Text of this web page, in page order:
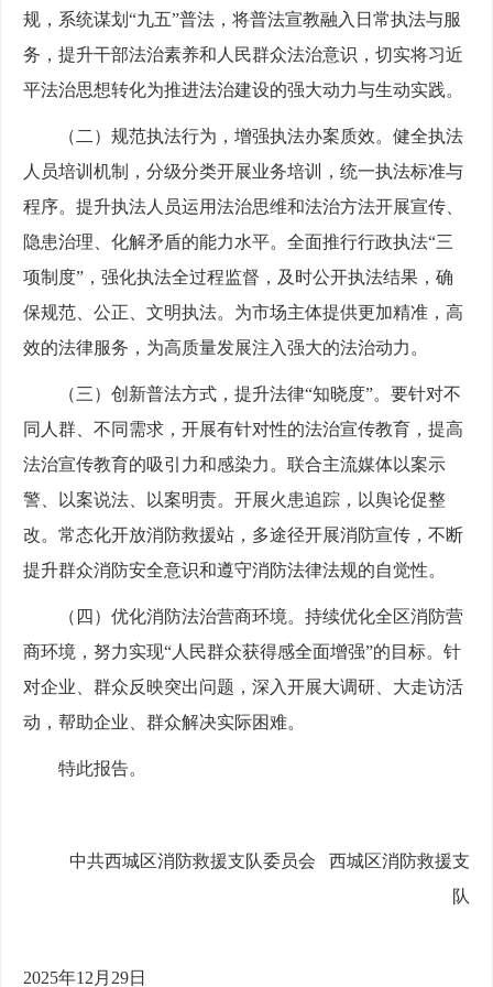
规，系统谋划“九五”普法，将普法宣教融入日常执法与服
务，提升干部法治素养和人民群众法治意识，切实将习近
平法治思想转化为推进法治建设的强大动力与生动实践。
（二）规范执法行为，增强执法办案质效。健全执法
人员培训机制，分级分类开展业务培训，统一执法标准与
程序。提升执法人员运用法治思维和法治方法开展宣传、
隐患治理、化解矛盾的能力水平。全面推行行政执法“三
项制度”，强化执法全过程监督，及时公开执法结果，确
保规范、公正、文明执法。为市场主体提供更加精准，高
效的法律服务，为高质量发展注入强大的法治动力。
（三）创新普法方式，提升法律“知晓度”。要针对不
同人群、不同需求，开展有针对性的法治宣传教育，提高
法治宣传教育的吸引力和感染力。联合主流媒体以案示
警、以案说法、以案明责。开展火患追踪，以舆论促整
改。常态化开放消防救援站，多途径开展消防宣传，不断
提升群众消防安全意识和遵守消防法律法规的自觉性。
（四）优化消防法治营商环境。持续优化全区消防营
商环境，努力实现“人民群众获得感全面增强”的目标。针
对企业、群众反映突出问题，深入开展大调研、大走访活
动，帮助企业、群众解决实际困难。
特此报告。
中共西城区消防救援支队委员会 西城区消防救援支
队
2025年12月29日